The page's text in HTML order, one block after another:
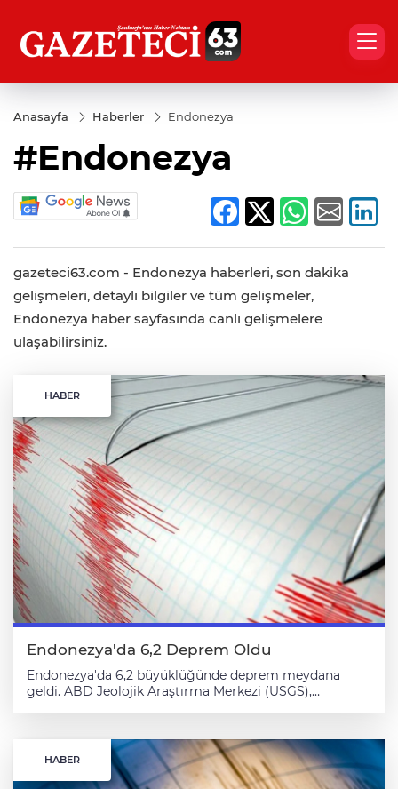
Anasayfa Haberler Endonezya
#Endonezya
gazeteci63.com - Endonezya haberleri, son dakika
gelişmeleri, detaylı bilgiler ve tüm gelişmeler,
Endonezya haber sayfasında canlı gelişmelere
ulaşabilirsiniz.
HABER
Endonezya'da 6,2 Deprem Oldu
Endonezya'da 6,2 büyüklüğünde deprem meydana
geldi. ABD Jeolojik Araştırma Merkezi (USGS),
büyüklüğündeki depremin 120,9 kilometre derinlikte
kaydedildiği belirtildi. Depreme ilişkin henüz can ya da
mal kaybı bildirilmezken tsunami uyarısı da verilmedi.
HABER